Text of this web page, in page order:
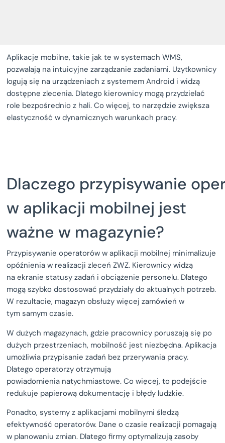
Aplikacje mobilne, takie jak te w systemach WMS,
pozwalają na intuicyjne zarządzanie zadaniami. Użytkownicy
logują się na urządzeniach z systemem Android i widzą
dostępne zlecenia. Dlatego kierownicy mogą przydzielać
role bezpośrednio z hali. Co więcej, to narzędzie zwiększa
elastyczność w dynamicznych warunkach pracy.
Dlaczego przypisywanie
w aplikacji mobilnej jest
ważne w magazynie?
Przypisywanie operatorów w aplikacji mobilnej minimalizuje
opóźnienia w realizacji zleceń ZWZ. Kierownicy widzą
na ekranie statusy zadań i obciążenie personelu. Dlatego
mogą szybko dostosować przydziały do aktualnych potrzeb.
W rezultacie, magazyn obsłuży więcej zamówień w
tym samym czasie.
W dużych magazynach, gdzie pracownicy poruszają się po
dużych przestrzeniach, mobilność jest niezbędna. Aplikacja
umożliwia przypisanie zadań bez przerywania pracy.
Dlatego operatorzy otrzymują
powiadomienia natychmiastowe. Co więcej, to podejście
redukuje papierową dokumentację i błędy ludzkie.
Ponadto, systemy z aplikacjami mobilnymi śledzą
efektywność operatorów. Dane o czasie realizacji pomagają
w planowaniu zmian. Dlatego firmy optymalizują zasoby